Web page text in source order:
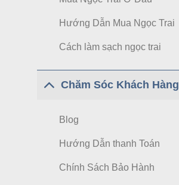
Hướng Dẫn Mua Ngọc Trai
Cách làm sạch ngọc trai
Chăm Sóc Khách Hàng
Blog
Hướng Dẫn thanh Toán
Chính Sách Bảo Hành